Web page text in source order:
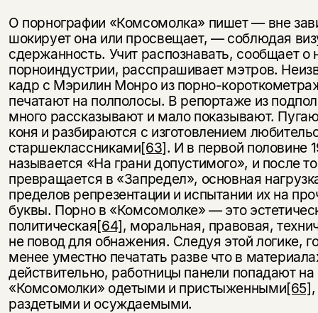
О порнографии «Комсомолка» пишет — вне
шокирует она или просвещает, — соблюдая
сдержанность. Учит распознавать, сообщает о
порноиндустрии, расспрашивает мэтров.
кадр с Мэрилин Монро из порно-
печатают на полполосы. В репортаже из
много рассказывают и мало показывают.
коня и разбираются с изготовлением
старшеклассниками[63]. И в первой половине
называется «На грани допустимого», и после
превращается в «Запредел», основная
пределов репрезентации и испытании их на
буквы. Порно в «Комсомолке» — это
политическая[64], моральная, правовая,
не повод для обнажения. Следуя этой логике,
менее уместно печатать разве что в
действительно, работницы панели попадают
«Комсомолки» одетыми и пристыженными[65]
раздетыми и осуждаемыми.